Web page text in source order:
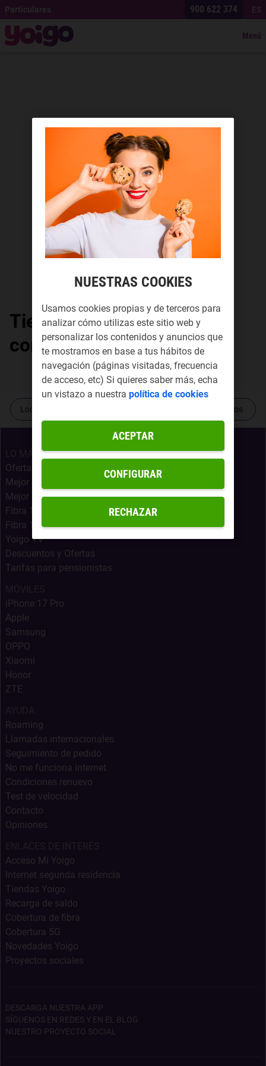
Particulares 900 622 374 ES
Menú
Tiendas Yoigo por
comunidad autónoma
Localiza tu tienda más cercana Contacta con nosotros
LO MÁS BUSCADO
Ofertas Internet Móvil
Mejor Oferta Fibra
Mejor oferta fibra, móvil y Netflix
Fibra 1Gb + Móvil Infinito
Fibra 1Gb
Yoigo TV
Descuentos y Ofertas
Tarifas para pensionistas
iPhone 17 Pro
Apple
Samsung
OPPO
Xiaomi
Honor
ZTE
Roaming
Llamadas internacionales
Seguimiento de pedido
No me funciona internet
Condiciones renuevo
Test de velocidad
Contacto
Opiniones
Acceso Mi Yoigo
Internet segunda residencia
Tiendas Yoigo
Recarga de saldo
Cobertura de fibra
Cobertura 5G
Novedades Yoigo
Proyectos sociales
DESCARGA NUESTRA APP
SÍGUENOS EN REDES Y EN EL BLOG
NUESTRO PROYECTO SOCIAL
NUESTRAS COOKIES
Usamos cookies propias y de terceros para
analizar cómo utilizas este sitio web y
personalizar los contenidos y anuncios que
te mostramos en base a tus hábitos de
navegación (páginas visitadas, frecuencia
de acceso, etc) Si quieres saber más, echa
un vistazo a nuestra política de cookies
RECHAZAR
ACEPTAR
CONFIGURAR